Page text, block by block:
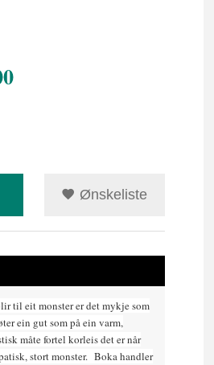
Ønskeliste
til eit monster er det mykje som
ein gut som på ein varm,
måte fortel korleis det er når
stort monster. Boka handler